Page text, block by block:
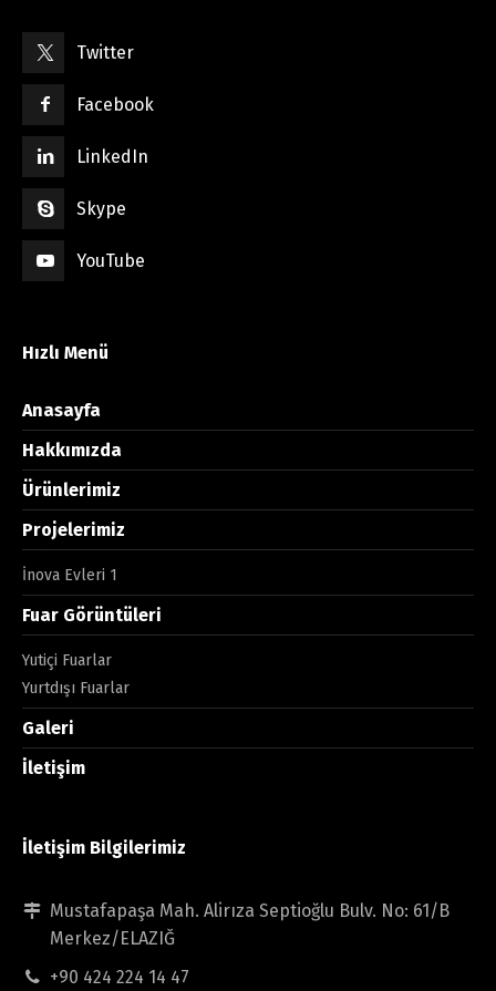
Twitter
Facebook
LinkedIn
Skype
YouTube
Hızlı Menü
Anasayfa
Hakkımızda
Ürünlerimiz
Projelerimiz
İnova Evleri 1
Fuar Görüntüleri
Yutiçi Fuarlar
Yurtdışı Fuarlar
Galeri
İletişim
İletişim Bilgilerimiz
Mustafapaşa Mah. Alirıza Septioğlu Bulv. No: 61/B
Merkez/ELAZIĞ
+90 424 224 14 47